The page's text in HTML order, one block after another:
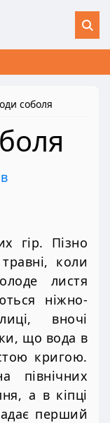
соболя
гір. Пізно
коли
листя
ніжно-
вночі
що вода в
кригою.
північних
а в кіпці
перший